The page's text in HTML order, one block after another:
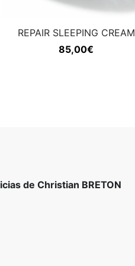
REPAIR SLEEPING CREAM
85,00€
de Christian BRETON